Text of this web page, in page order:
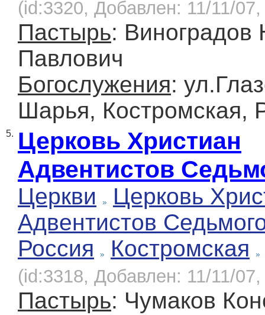
(id:3320, Добавлен: 11/11/
Пастырь:
Павлович
Богослужения:
Шарья, Костромская,
5. Церковь Христиан
Адвентистов
Церкви
Церковь
Адвентистов
Россия
Костромская
(id:3318, Добавлен: 11/11/
Пастырь: Чумаков